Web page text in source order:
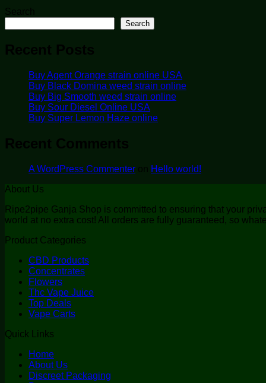
Search
Search
Recent Posts
Buy Agent Orange strain online USA
Buy Black Domina weed strain online
Buy Big Smooth weed strain online
Buy Sour Diesel Online USA
Buy Super Lemon Haze online
Recent Comments
A WordPress Commenter on
Hello world!
About Us
Ripe2pipe Ganja Shop is committed to ensuring that your
world at no extra cost! All orders are fully guaranteed, so
Product Categories
CBD Products
Concentrates
Flowers
Thc Vape Juice
Top Deals
Vape Carts
Quick Links
Home
About Us
Discreet Packaging